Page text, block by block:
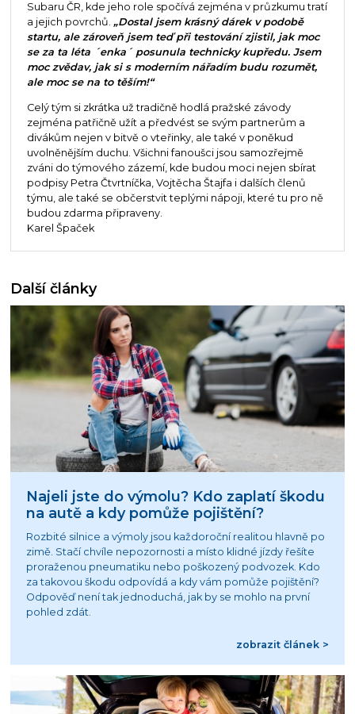
Subaru ČR, kde jeho role spočívá zejména v průzkumu tratí
a jejich povrchů. „Dostal jsem krásný dárek v podobě
startu, ale zároveň jsem teď při testování zjistil, jak moc
se za ta léta ´enka´ posunula technicky kupředu. Jsem
moc zvědav, jak si s moderním nářadím budu rozumět,
ale moc se na to těším!“
Celý tým si zkrátka už tradičně hodlá pražské závody
zejména patřičně užít a předvést se svým partnerům a
divákům nejen v bitvě o vteřinky, ale také v poněkud
uvolněnějším duchu. Všichni fanoušci jsou samozřejmě
zváni do týmového zázemí, kde budou moci nejen sbírat
podpisy Petra Čtvrtníčka, Vojtěcha Štajfa i dalších členů
týmu, ale také se občerstvit teplými nápoji, které tu pro ně
budou zdarma připraveny.
Karel Špaček
Další články
Najeli jste do výmolu? Kdo zaplatí škodu
na autě a kdy pomůže pojištění?
Rozbité silnice a výmoly jsou každoroční realitou hlavně po
zimě. Stačí chvíle nepozornosti a místo klidné jízdy řešíte
proraženou pneumatiku nebo poškozený podvozek. Kdo
za takovou škodu odpovídá a kdy vám pomůže pojištění?
Odpověď není tak jednoduchá, jak by se mohlo na první
pohled zdát.
zobrazit článek >